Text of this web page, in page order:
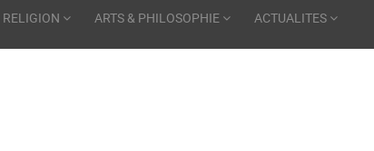
RELIGION ARTS & PHILOSOPHIE ACTUALITES